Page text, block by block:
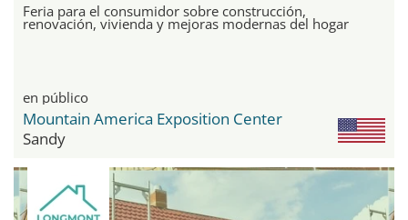
Feria para el consumidor sobre construcción,
renovación, vivienda y mejoras modernas del hogar
en público
Mountain America Exposition Center
Sandy